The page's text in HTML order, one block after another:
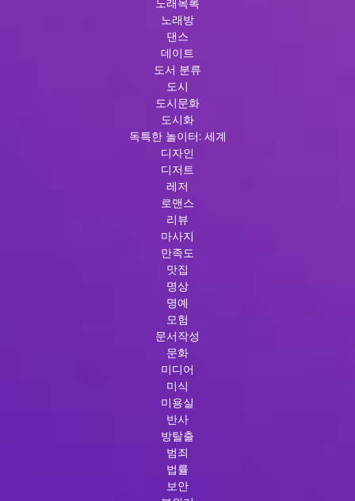
노래방
댄스
데이트
도서 분류
도시
도시문화
도시화
독특한 놀이터: 세계
디자인
디저트
레저
로맨스
리뷰
마사지
만족도
맛집
명상
명예
모험
문서작성
문화
미디어
미식
미용실
반사
방탈출
범죄
법률
보안